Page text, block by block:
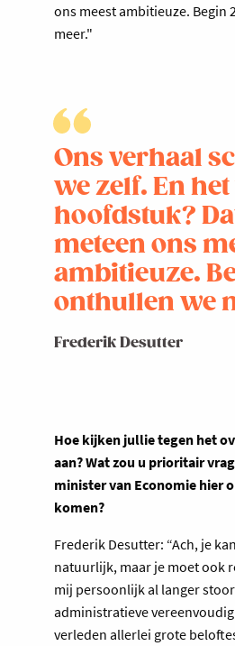
ons meest ambitieuze. Begin
meer."
Ons verhaal
we zelf. En
hoofdstuk?
meteen ons
ambitieuze.
onthullen we
Frederik Desutter
Hoe kijken jullie tegen het
aan? Wat zou u prioritair
minister van Economie hier
komen?
Frederik Desutter: “Ach, je
natuurlijk, maar je moet ook
mij persoonlijk al langer
administratieve
verleden allerlei grote